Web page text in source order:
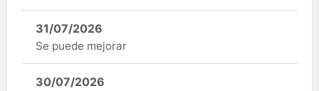
31/07/2026
Se puede mejorar
30/07/2026